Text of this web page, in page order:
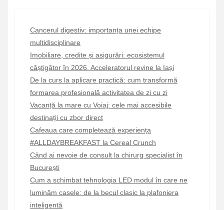
Cancerul digestiv: importanța unei echipe
multidisciplinare
Imobiliare, credite și asigurări: ecosistemul
câștigător în 2026. Acceleratorul revine la Iași
De la curs la aplicare practică: cum transformă
formarea profesională activitatea de zi cu zi
Vacanță la mare cu Voiaj: cele mai accesibile
destinații cu zbor direct
Cafeaua care completează experiența
#ALLDAYBREAKFAST la Cereal Crunch
Când ai nevoie de consult la chirurg specialist în
București
Cum a schimbat tehnologia LED modul în care ne
luminăm casele: de la becul clasic la plafoniera
inteligentă